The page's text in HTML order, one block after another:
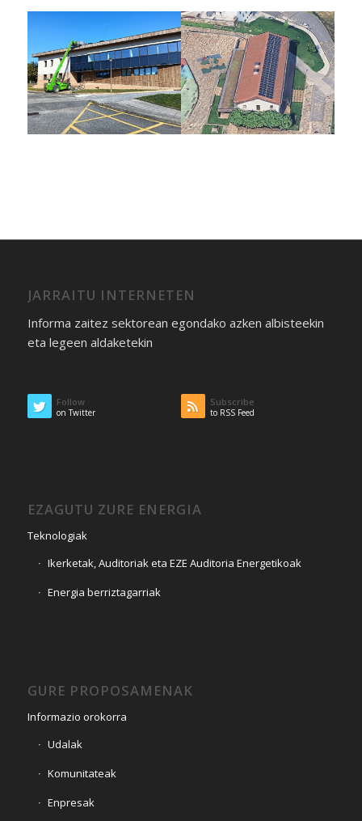
JARRAITU INTERNETEN
Informa zaitez sektorean egondako azken albisteekin
eta legeen aldaketekin
Follow
on Twitter
Subscribe
to RSS Feed
EZAGUTU ZURE ENERGIA
Teknologiak
Ikerketak, Auditoriak eta EZE Auditoria Energetikoak
Energia berriztagarriak
GURE PROPOSAMENAK
Informazio orokorra
Udalak
Komunitateak
Enpresak